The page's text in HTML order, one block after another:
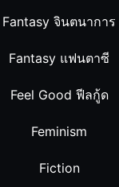
Fantasy จินตนาการ
Fantasy แฟนตาซี
Feel Good ฟีลกู้ด
Feminism
Fiction